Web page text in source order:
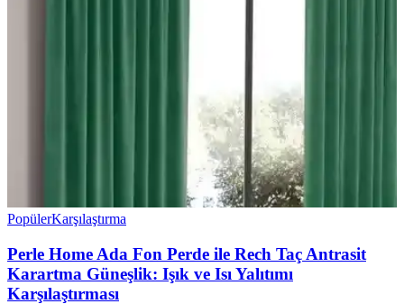
PopülerKarşılaştırma
Perle Home Ada Fon Perde ile Rech Taç Antrasit
Karartma Güneşlik: Işık ve Isı Yalıtımı
Karşılaştırması